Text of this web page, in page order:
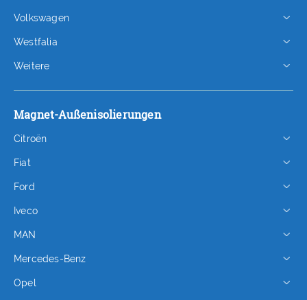
Volkswagen
Westfalia
Weitere
Magnet-Außenisolierungen
Citroën
Fiat
Ford
Iveco
MAN
Mercedes-Benz
Opel